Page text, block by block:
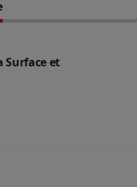
Surface et